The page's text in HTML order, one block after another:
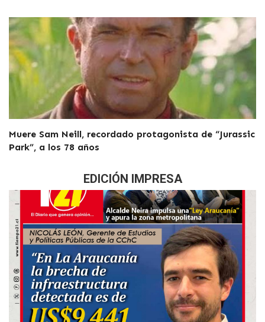
Muere Sam Neill, recordado protagonista de “Jurassic
Park”, a los 78 años
EDICIÓN IMPRESA